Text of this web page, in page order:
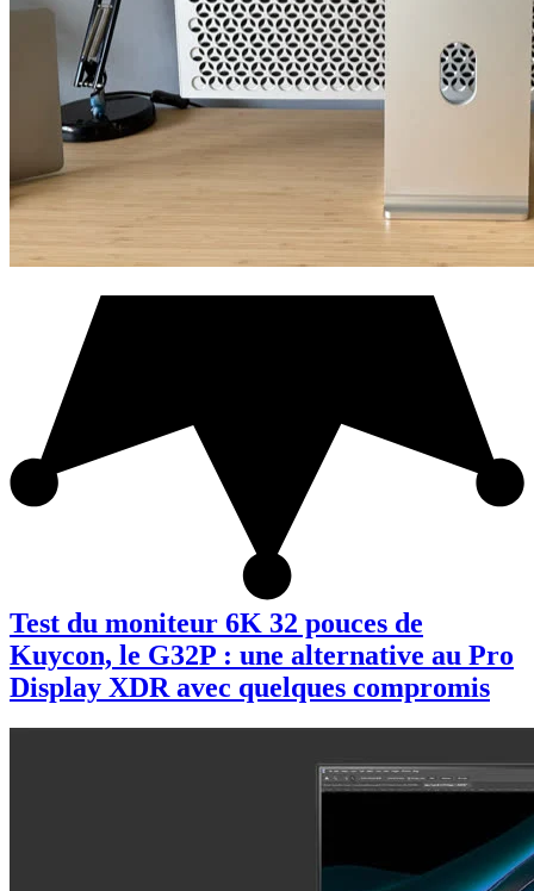
Test du moniteur 6K 32 pouces de
Kuycon, le G32P : une alternative au Pro
Display XDR avec quelques compromis